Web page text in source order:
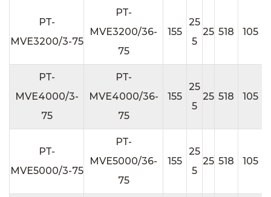
PT-
MVE3200/3-75
PT-
MVE3200/36-
75
155
25
5
25 518 105
PT-
MVE4000/3-
75
PT-
MVE4000/36-
75
155
25
5
25 518 105
PT-
MVE5000/3-75
PT-
MVE5000/36-
75
155
25
5
25 518 105